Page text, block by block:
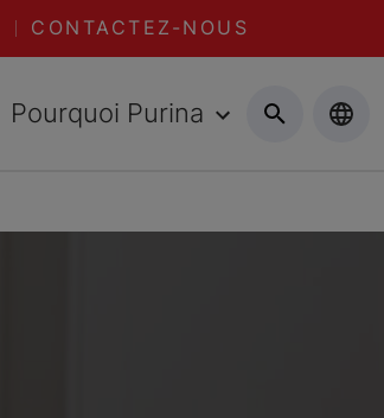
CONTACTEZ-NOUS
Pourquoi Purina